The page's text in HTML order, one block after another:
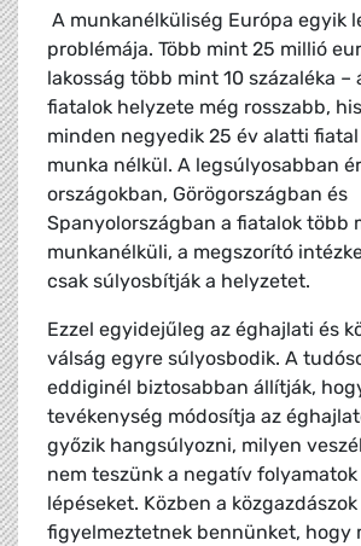
A munkanélküliség Európa egyik
problémája. Több mint 25 millió
lakosság több mint 10 százaléka –
fiatalok helyzete még rosszabb,
minden negyedik 25 év alatti
munka nélkül. A legsúlyosabban
országokban, Görögországban és
Spanyolországban a fiatalok több
munkanélküli, a megszorító
csak súlyosbítják a helyzetet.
Ezzel egyidejűleg az éghajlati és
válság egyre súlyosbodik. A
eddiginél biztosabban állítják,
tevékenység módosítja az
győzik hangsúlyozni, milyen
nem teszünk a negatív
lépéseket. Közben a
figyelmeztetnek bennünket, hogy